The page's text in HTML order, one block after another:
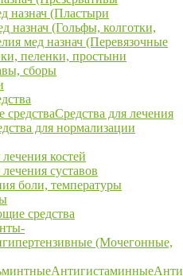
назнач (Пластыри
назнач (Гольфы, колготки,
мед назнач (Перевязочные
пеленки, простыни
сборы
Средства для лечения
для нормализации
костей
суставов
боли, температуры
средства
(Мочегонные,
Антигистаминные